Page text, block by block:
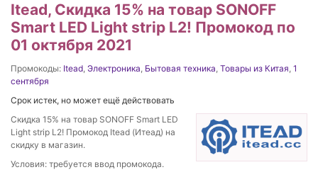
Itead, Скидка 15% на товар SONOFF
Smart LED Light strip L2! Промокод по
01 октября 2021
Промокоды: Itead, Электроника, Бытовая техника, Товары из Китая, 1
сентября
Срок истек, но может ещё действовать
Скидка 15% на товар SONOFF Smart LED
Light strip L2! Промокод Itead (Итеад) на
скидку в магазин.
Условия: требуется ввод промокода.